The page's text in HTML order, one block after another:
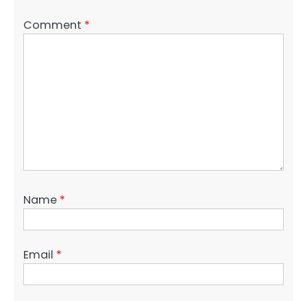
Comment *
Name *
Email *